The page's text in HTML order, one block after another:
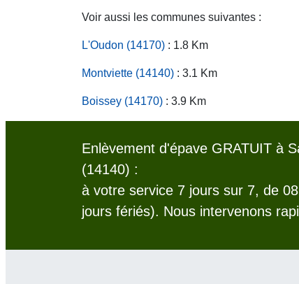
Voir aussi les communes suivantes :
L'Oudon (14170) : 1.8 Km
Montviette (14140) : 3.1 Km
Boissey (14170) : 3.9 Km
Enlèvement d'épave GRATUIT à
(14140) :
à votre service 7 jours sur 7, de
jours fériés). Nous intervenons